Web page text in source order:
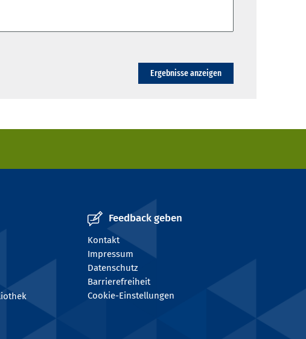
Ergebnisse anzeigen
Feedback geben
Kontakt
Impressum
Datenschutz
Barrierefreiheit
Cookie-Einstellungen